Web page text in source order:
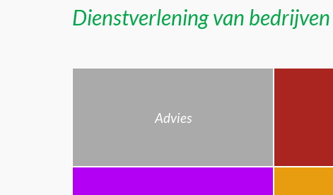
Dienstverlening van
Advies